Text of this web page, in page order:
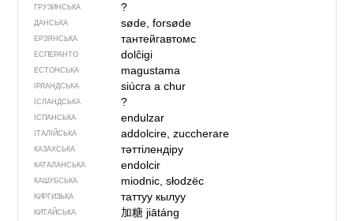
ГРУЗИНСЬКА ?
ДАНСЬКА søde, forsøde
ЕРЗЯНСЬКА тантейгавтомс
ЕСПЕРАНТО dolĉigi
ЕСТОНСЬКА magustama
ІРЛАНДСЬКА siúcra a chur
ІСЛАНДСЬКА ?
ІСПАНСЬКА endulzar
ІТАЛІЙСЬКА addolcire, zuccherare
КАЗАХСЬКА тәттілендіру
КАТАЛАНСЬКА endolcir
КАШУБСЬКА miodnic, słodzëc
КИРГИЗЬКА таттуу кылуу
КИТАЙСЬКА 加糖 jiātáng